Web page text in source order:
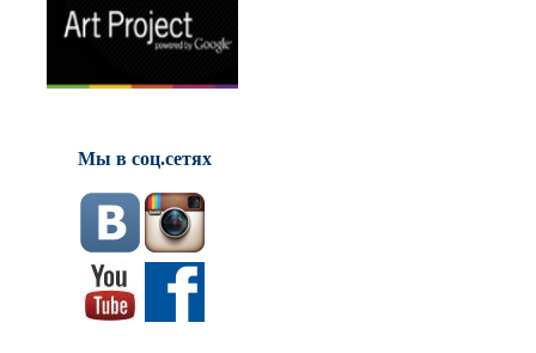
Мы в соц.сетях